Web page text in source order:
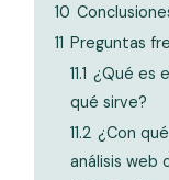
10
11 Preguntas
11.1 ¿Qué es
qué sirve?
11.2 ¿Con
análisis web